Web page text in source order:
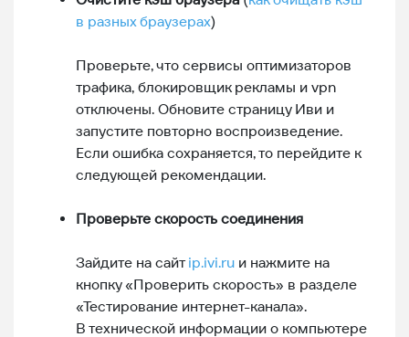
в разных браузерах)
Проверьте, что сервисы оптимизаторов
трафика, блокировщик рекламы и vpn
отключены. Обновите страницу Иви и
запустите повторно воспроизведение.
Если ошибка сохраняется, то перейдите к
следующей рекомендации.
Проверьте скорость соединения
Зайдите на сайтip.ivi.ru и нажмите на
кнопку «Проверить скорость» в разделе
«Тестирование интернет-канала».
В технической информации о компьютере